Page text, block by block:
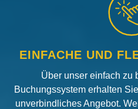
EINFACHE UND
Über unser einfach zu
Buchungssystem erhalten
unverbindliches Angebot.